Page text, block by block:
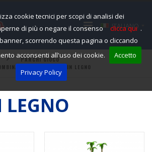
cookie tecnici per scopi di analisi dei
di più o negare il consenso
clicca qui .
scorrendo questa pagina o cliccando
acconsenti all'uso dei cookie.
Accetto
Privacy Policy
ITALIANO
PARCHI GIOCO
LINEE IN LEGNO
LEGNO